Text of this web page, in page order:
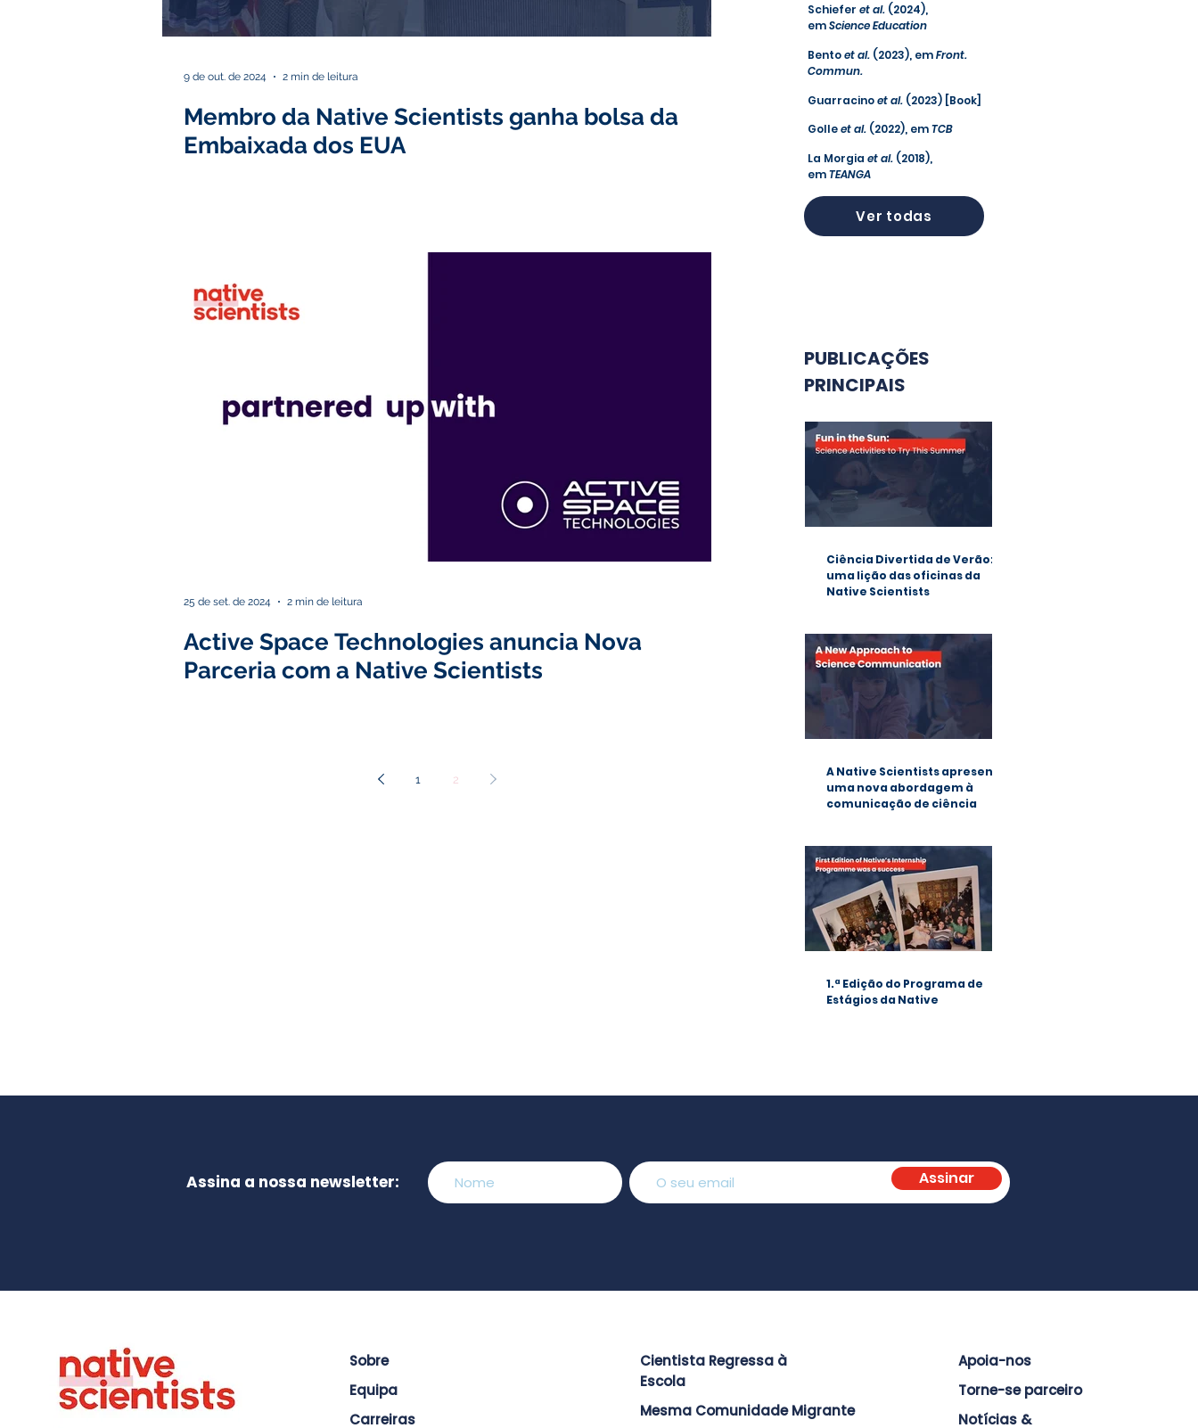
Membro da Native Scientists ganha bolsa da
Embaixada dos EUA
9 de out. de 2024 2 min de leitura
Active Space Technologies anuncia Nova
Parceria com a Native Scientists
25 de set. de 2024 2 min de leitura
1 2
Schiefer et al. (2024),
emScience Education
Bentoet al. (2023), emFront.
Commun.
Guarracinoet al. (2023) [Book]
Golleet al. (2022), emTCB
La Morgia et al. (2018),
emTEANGA
Ver todas
PUBLICAÇÕES
PRINCIPAIS
Ciência Divertida de Verão:
uma lição das oficinas da
Native Scientists
A Native Scientists apresenta
uma nova abordagem à
comunicação de ciência
1.ª Edição do Programa de
Estágios da Native
Assina a nossa newsletter: Assinar
Sobre
Equipa
Carreiras
Cientista Regressa à
Escola
Mesma Comunidade Migrante
Apoia-nos
Torne-se parceiro
Notícias &